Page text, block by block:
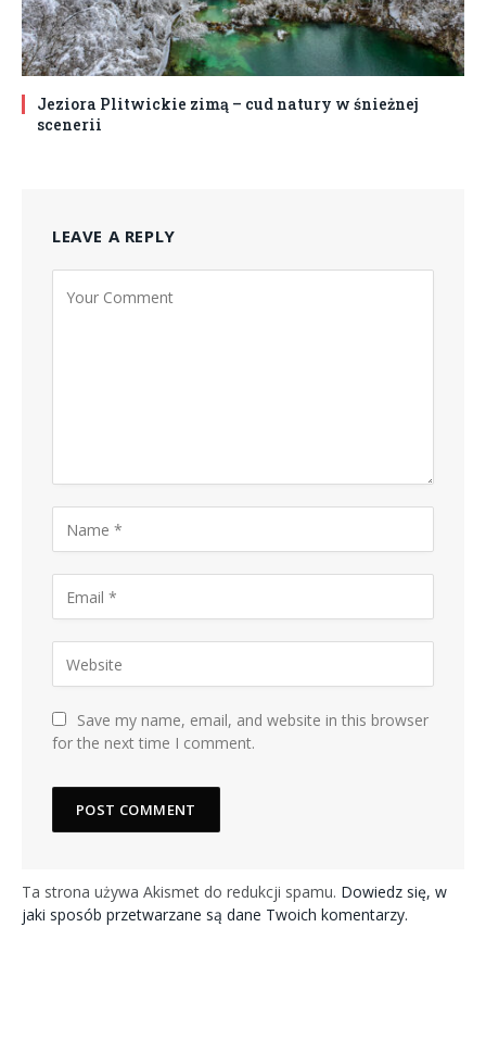
Jeziora Plitwickie zimą – cud natury w śnieżnej
scenerii
LEAVE A REPLY
Save my name, email, and website in this browser
for the next time I comment.
Ta strona używa Akismet do redukcji spamu. Dowiedz się, w
jaki sposób przetwarzane są dane Twoich komentarzy.